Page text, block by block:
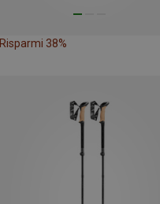
Risparmi 38%